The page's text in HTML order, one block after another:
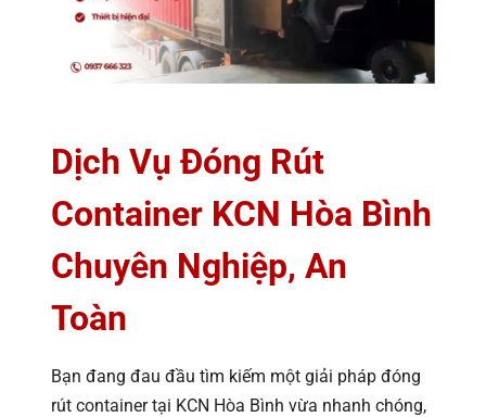
Dịch Vụ Đóng Rút
Container KCN Hòa Bình
Chuyên Nghiệp, An
Toàn
Bạn đang đau đầu tìm kiếm một giải pháp đóng
rút container tại KCN Hòa Bình vừa nhanh chóng,